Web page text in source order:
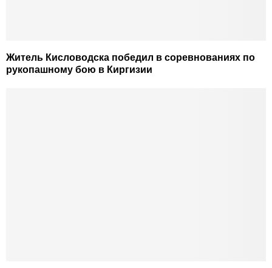
Житель Кисловодска победил в соревнованиях по
рукопашному бою в Киргизии